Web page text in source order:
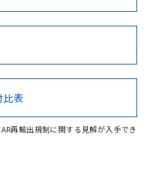
Cd Cr(VI)
性があります。
No No
格認証/適合状況ページへ
ページからご検索ください
比表
再輸出規制に関する見解が入手でき